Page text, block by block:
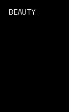
BEAUTY